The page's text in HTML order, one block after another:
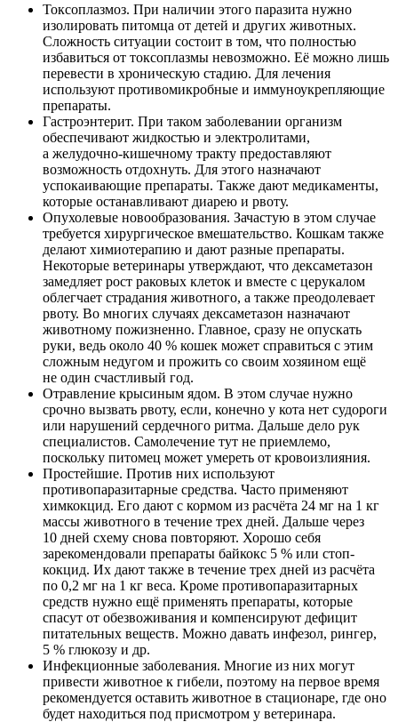
Токсоплазмоз. При наличии этого паразита нужно
изолировать питомца от детей и других животных.
Сложность ситуации состоит в том, что полностью
избавиться от токсоплазмы невозможно. Её можно лишь
перевести в хроническую стадию. Для лечения
используют противомикробные и иммуноукрепляющие
препараты.
Гастроэнтерит. При таком заболевании организм
обеспечивают жидкостью и электролитами,
а желудочно-кишечному тракту предоставляют
возможность отдохнуть. Для этого назначают
успокаивающие препараты. Также дают медикаменты,
которые останавливают диарею и рвоту.
Опухолевые новообразования. Зачастую в этом случае
требуется хирургическое вмешательство. Кошкам также
делают химиотерапию и дают разные препараты.
Некоторые ветеринары утверждают, что дексаметазон
замедляет рост раковых клеток и вместе с церукалом
облегчает страдания животного, а также преодолевает
рвоту. Во многих случаях дексаметазон назначают
животному пожизненно. Главное, сразу не опускать
руки, ведь около 40 % кошек может справиться с этим
сложным недугом и прожить со своим хозяином ещё
не один счастливый год.
Отравление крысиным ядом. В этом случае нужно
срочно вызвать рвоту, если, конечно у кота нет судороги
или нарушений сердечного ритма. Дальше дело рук
специалистов. Самолечение тут не приемлемо,
поскольку питомец может умереть от кровоизлияния.
Простейшие. Против них используют
противопаразитарные средства. Часто применяют
химкокцид. Его дают с кормом из расчёта 24 мг на 1 кг
массы животного в течение трех дней. Дальше через
10 дней схему снова повторяют. Хорошо себя
зарекомендовали препараты байкокс 5 % или стоп-
кокцид. Их дают также в течение трех дней из расчёта
по 0,2 мг на 1 кг веса. Кроме противопаразитарных
средств нужно ещё применять препараты, которые
спасут от обезвоживания и компенсируют дефицит
питательных веществ. Можно давать инфезол, рингер,
5 % глюкозу и др.
Инфекционные заболевания. Многие из них могут
привести животное к гибели, поэтому на первое время
рекомендуется оставить животное в стационаре, где оно
будет находиться под присмотром у ветеринара.